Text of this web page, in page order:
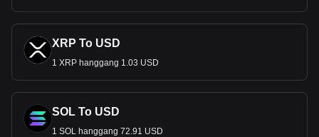
XRP To USD
1 XRP hanggang 1.03 USD
SOL To USD
1 SOL hanggang 72.91 USD